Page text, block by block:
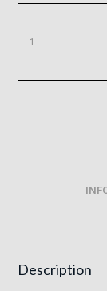
Description